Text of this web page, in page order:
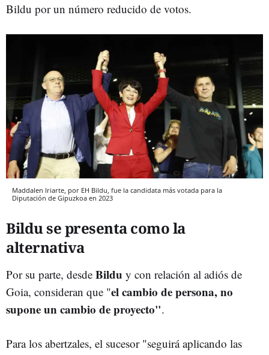
Bildu por un número reducido de votos.
Maddalen Iriarte, por EH Bildu, fue la candidata más votada para la
Diputación de Gipuzkoa en 2023
Bildu se presenta como la
alternativa
Por su parte, desde Bildu y con relación al adiós de
Goia, consideran que "el cambio de persona, no
supone un cambio de proyecto".
Para los abertzales, el sucesor "seguirá aplicando las